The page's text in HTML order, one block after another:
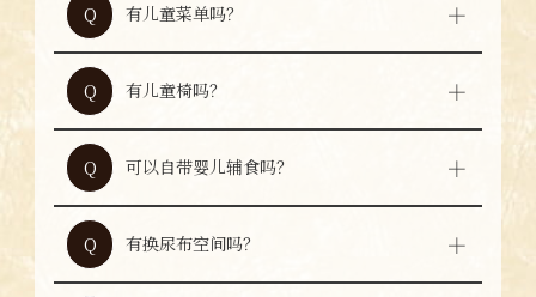
Q
有儿童菜单吗？
A
Q
有儿童椅吗？
A
有儿童椅。但儿童椅没有安全带，使用时请多
加注意。
Q
可以自带婴儿辅食吗？
A
可以自带婴儿辅食。如需加热或热水，请随时
告知工作人员。
Q
有换尿布空间吗？
A
店内没有专用换尿布空间。如有需要，请咨询
工作人员。